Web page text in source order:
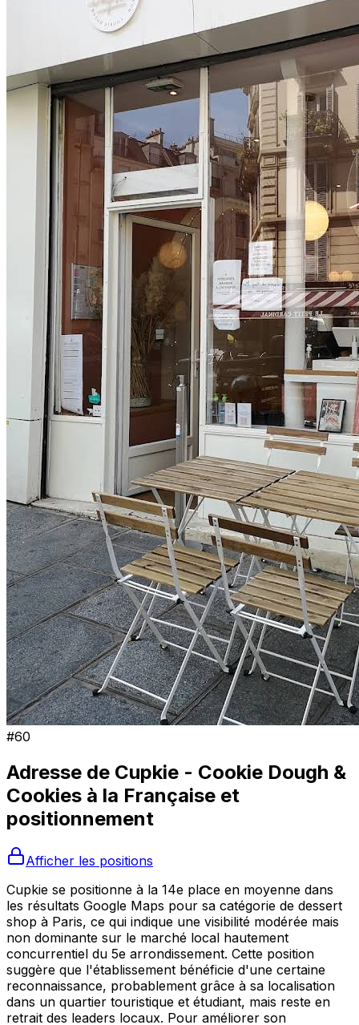
#60
Adresse de Cupkie - Cookie Dough &
Cookies à la Française et
positionnement
Afficher les positions
Cupkie se positionne à la 14e place en moyenne dans
les résultats Google Maps pour sa catégorie de dessert
shop à Paris, ce qui indique une visibilité modérée mais
non dominante sur le marché local hautement
concurrentiel du 5e arrondissement. Cette position
suggère que l'établissement bénéficie d'une certaine
reconnaissance, probablement grâce à sa localisation
dans un quartier touristique et étudiant, mais reste en
retrait des leaders locaux. Pour améliorer son